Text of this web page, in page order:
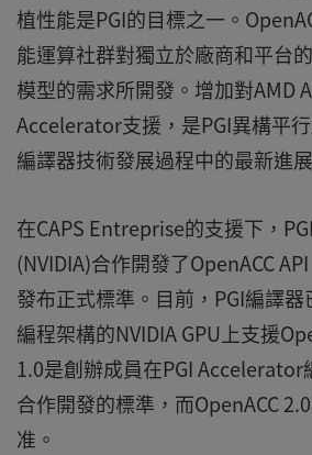
植性能是PGI的目標之一。
能運算社群對獨立於廠商和平台
模型的需求所開發。增加對AMD
Accelerator支援，是PGI異構平
編譯器技術發展過程中的最新進
在CAPS Entreprise的支援下，
(NVIDIA)合作開發了OpenACC
發布正式標準。目前，PGI編譯器
編程架構的NVIDIA GPU上支援
1.0是創辦成員在PGI Accelerator
合作開發的標準，而OpenACC
准。